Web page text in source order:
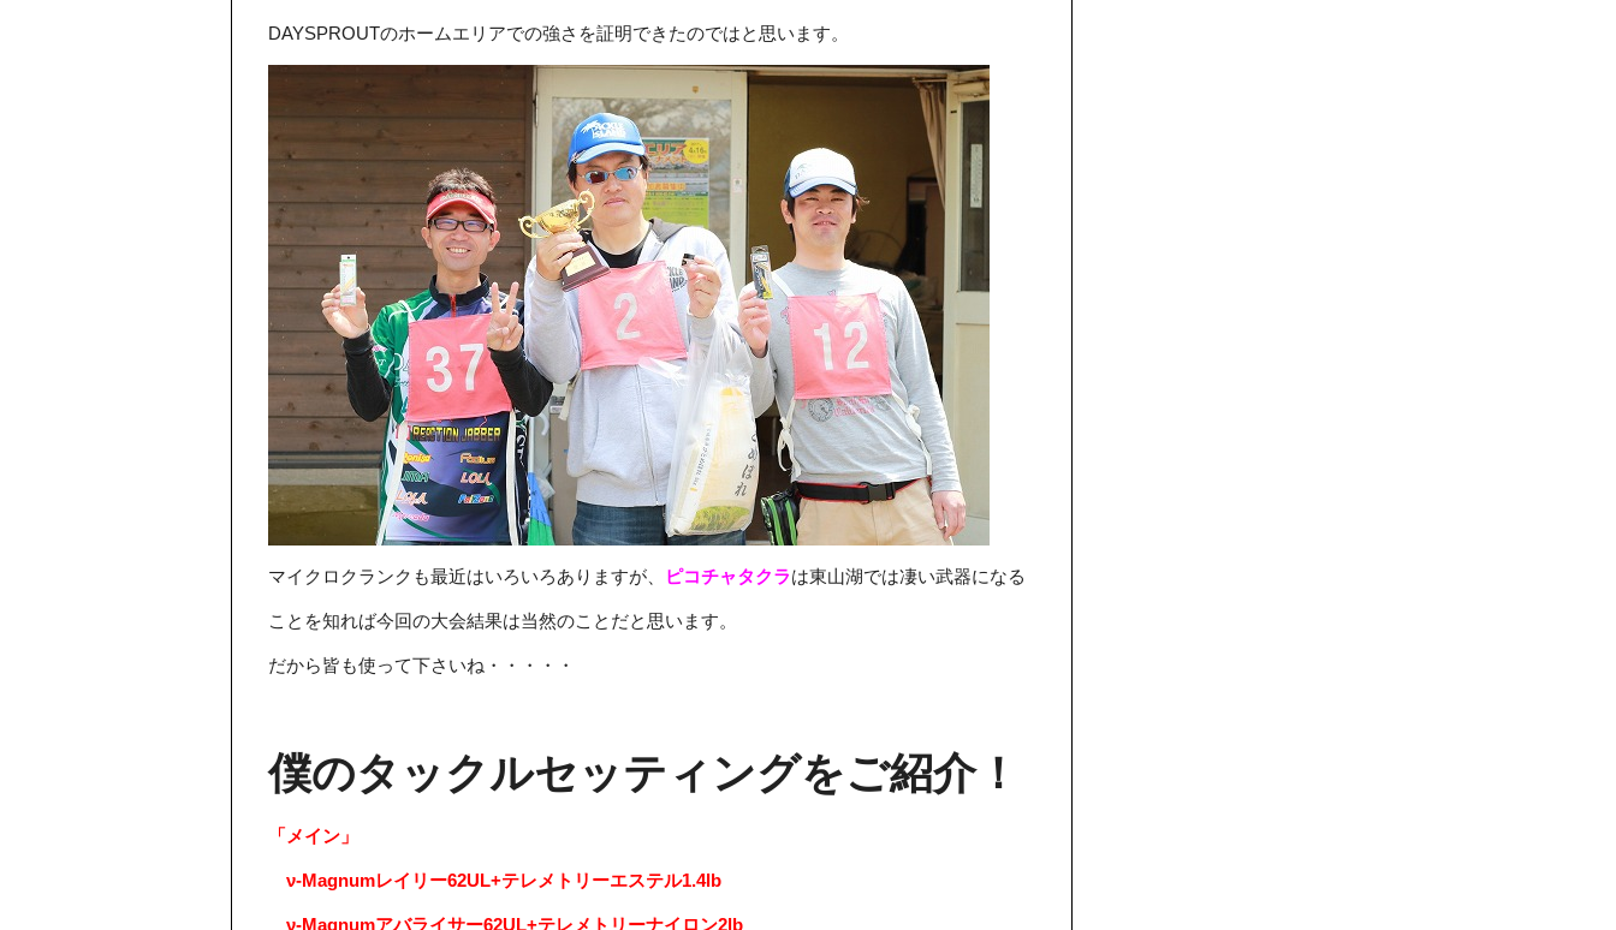
DAYSPROUTのホームエリアでの強さを証明できたのではと思います。
マイクロクランクも最近はいろいろありますが、 ピコチャタクラは東山湖では凄い武器になる
ことを知れば今回の大会結果は当然のことだと思います。
だから皆も使って下さいね・・・・・
僕のタックルセッティングをご紹介！
「メイン」
ν-Magnumレイリー62UL+テレメトリーエステル1.4lb
ν-Magnumアバライサー62UL+テレメトリーナイロン2lb